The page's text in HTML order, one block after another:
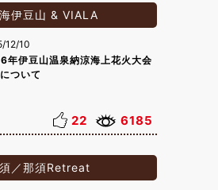
伊豆山 & VIALA
12/10
年伊豆山温泉納涼海上花火大会
ついて
22 6185
／那須Retreat